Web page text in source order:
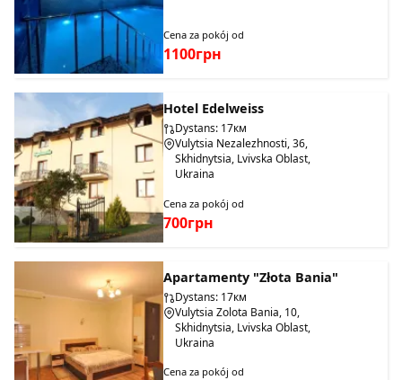
Cena za pokój od
1100грн
Hotel Edelweiss
Dystans: 17км
Vulytsia Nezalezhnosti, 36,
Skhidnytsia, Lvivska Oblast,
Ukraina
Cena za pokój od
700грн
Apartamenty "Złota Bania"
Dystans: 17км
Vulytsia Zolota Bania, 10,
Skhidnytsia, Lvivska Oblast,
Ukraina
Cena za pokój od